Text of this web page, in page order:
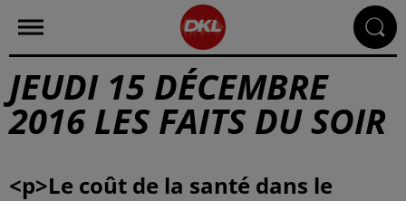
JEUDI 15 DÉCEMBRE
2016 LES FAITS DU SOIR
<p>Le coût de la santé dans le